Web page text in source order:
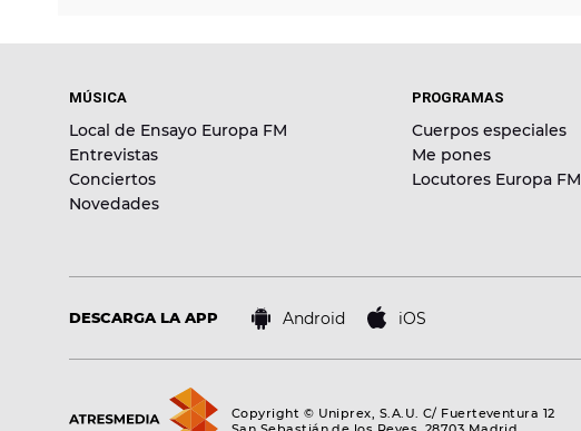
MÚSICA
Local de Ensayo Europa FM
Entrevistas
Conciertos
Novedades
PROGRAMAS
Cuerpos especiales
Me pones
Locutores Europa FM
DESCARGA LA APP Android iOS
Copyright © Uniprex, S.A.U. C/ Fuerteventura 12